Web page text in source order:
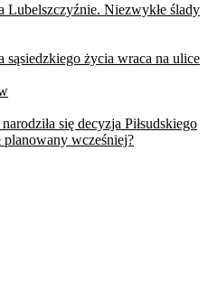
Niezwykłe ślady
sąsiedzkiego życia wraca na ulice
się decyzja Piłsudskiego
planowany wcześniej?